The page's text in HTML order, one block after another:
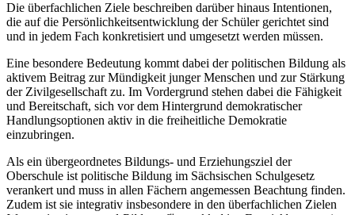
Die überfachlichen Ziele beschreiben darüber hinaus Intentionen,
die auf die Persönlichkeitsentwicklung der Schüler gerichtet sind
und in jedem Fach konkretisiert und umgesetzt werden müssen.
Eine besondere Bedeutung kommt dabei der politischen Bildung als
aktivem Beitrag zur Mündigkeit junger Menschen und zur Stärkung
der Zivilgesellschaft zu. Im Vordergrund stehen dabei die Fähigkeit
und Bereitschaft, sich vor dem Hintergrund demokratischer
Handlungsoptionen aktiv in die freiheitliche Demokratie
einzubringen.
Als ein übergeordnetes Bildungs- und Erziehungsziel der
Oberschule ist politische Bildung im Sächsischen Schulgesetz
verankert und muss in allen Fächern angemessen Beachtung finden.
Zudem ist sie integrativ insbesondere in den überfachlichen Zielen